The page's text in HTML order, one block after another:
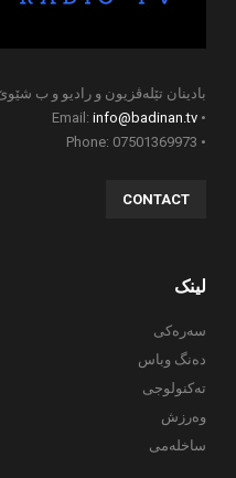
بادینان تێلەڤزیون و رادیو و ب
info@badinan.tv
CONTACT
لینک
سەرەکی
دەنگ وباس
تەکنولوجی
وەرزش
ساخلەمی